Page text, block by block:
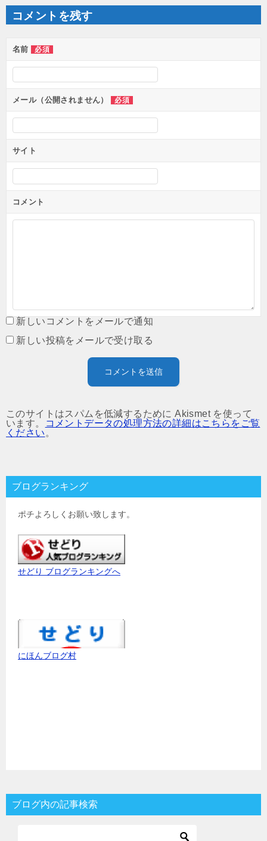
ゲ
ー
シ
ン
コメントを残す
名前 必須
メール（公開されません） 必須
サイト
コメント
新しいコメントをメールで通知
新しい投稿をメールで受け取る
このサイトはスパムを低減するために Akismet を使って
います。
コメントデータの処理方法の詳細はこちらをご覧
ください 。
ブログランキング
ポチよろしくお願い致します。
せどり ブログランキングへ
にほんブログ村
ブログ内の記事検索